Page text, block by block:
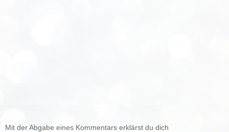
Mit der Abgabe eines Kommentars erklärst du dich